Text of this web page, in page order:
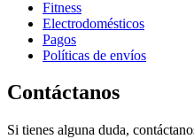
Fitness
Electrodomésticos
Pagos
Políticas de envíos
Contáctanos
Si tienes alguna duda,